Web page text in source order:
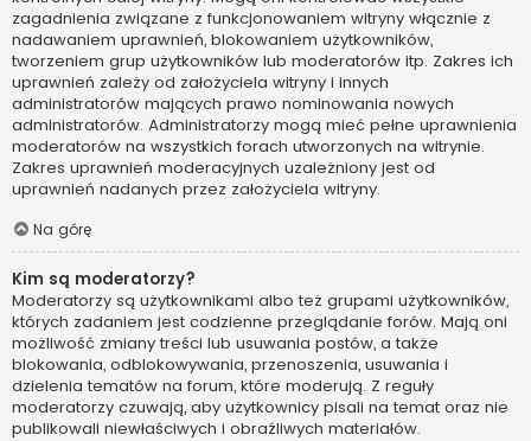
zagadnienia związane z funkcjonowaniem witryny włącznie z
nadawaniem uprawnień, blokowaniem użytkowników,
tworzeniem grup użytkowników lub moderatorów itp. Zakres ich
uprawnień zależy od założyciela witryny i innych
administratorów mających prawo nominowania nowych
administratorów. Administratorzy mogą mieć pełne uprawnienia
moderatorów na wszystkich forach utworzonych na witrynie.
Zakres uprawnień moderacyjnych uzależniony jest od
uprawnień nadanych przez założyciela witryny.
Na górę
Kim są moderatorzy?
Moderatorzy są użytkownikami albo też grupami użytkowników,
których zadaniem jest codzienne przeglądanie forów. Mają oni
możliwość zmiany treści lub usuwania postów, a także
blokowania, odblokowywania, przenoszenia, usuwania i
dzielenia tematów na forum, które moderują. Z reguły
moderatorzy czuwają, aby użytkownicy pisali na temat oraz nie
publikowali niewłaściwych i obraźliwych materiałów.